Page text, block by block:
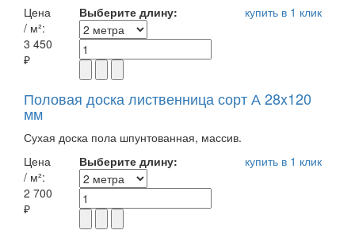
Цена
/ м²:
3 450
₽
Выберите длину: купить в 1 клик
Половая доска лиственница сорт А 28x120
мм
Сухая доска пола шпунтованная, массив.
Цена
/ м²:
2 700
₽
Выберите длину: купить в 1 клик